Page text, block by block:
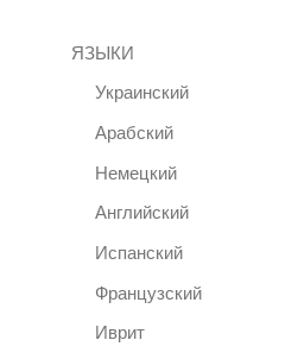
ЯЗЫКИ
Украинский
Арабский
Немецкий
Английский
Испанский
Французский
Иврит